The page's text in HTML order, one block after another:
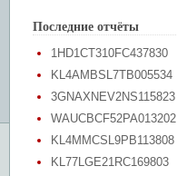
Последние отчёты
1HD1CT310FC437830
KL4AMBSL7TB005534
3GNAXNEV2NS115823
WAUCBCF52PA013202
KL4MMCSL9PB113808
KL77LGE21RC169803